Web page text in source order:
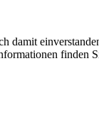
damit
finden